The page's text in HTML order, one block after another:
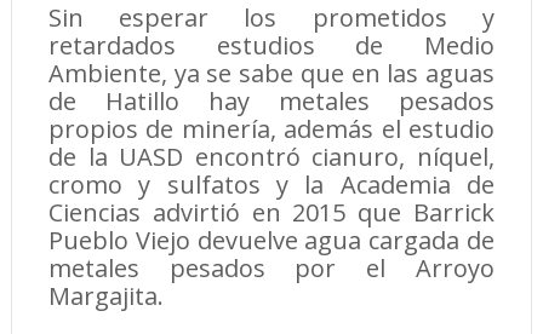
Sin esperar los prometidos y
retardados estudios de Medio
Ambiente, ya se sabe que en las aguas
de Hatillo hay metales pesados
propios de minería, además el estudio
de la UASD encontró cianuro, níquel,
cromo y sulfatos y la Academia de
Ciencias advirtió en 2015 que Barrick
Pueblo Viejo devuelve agua cargada de
metales pesados por el Arroyo
Margajita.